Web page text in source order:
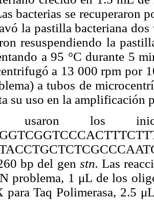
bacterias se recuperaron
la pastilla bacteriana dos
resuspendiendo la
a 95 °C durante 5
a 13 000 rpm por
a tubos de
su uso en la amplificación
usaron los
bp del gen stn. Las
problema, 1 μL de los
para Taq Polimerasa, 2.5